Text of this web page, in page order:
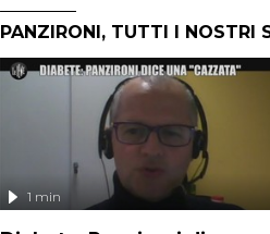
PANZIRONI, TUTTI I NOSTRI
1 min